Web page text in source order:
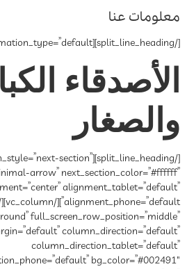
معلومات عنا
[/split_line_heading][split_line_heading animation_type=”default”]
الأصدقاء
والصغار
btn_style=”next-section”
arrow” next_section_color=”#ffffff”
alignment_tablet=”default”
full_screen_row_position=”middle”
column_direction=”default”
column_direction_tablet=”default”
bg_color=”#002491″